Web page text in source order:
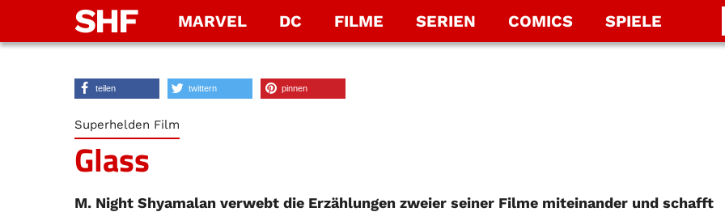
SHF MARVEL DC FILME SERIEN COMICS SPIELE
teilen twittern pinnen
Superhelden Film
Glass
M. Night Shyamalan verwebt die Erzählungen zweier seiner Filme miteinander und schafft